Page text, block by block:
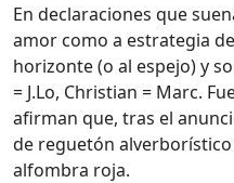
En declaraciones que
amor como a estrategia
horizonte (o al espejo) y
= J.Lo, Christian = Marc.
afirman que, tras el
de reguetón
alfombra roja.